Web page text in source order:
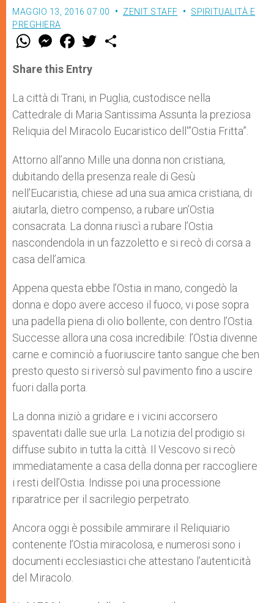
MAGGIO 13, 2016 07:00 ZENIT STAFF
SPIRITUALITÀ E
PREGHIERA
W
t
s
p
p
M
e
s
e
g
e
r
F
a
e
b
o
k
w
r
Share this Entry
La città di Trani, in Puglia, custodisce nella
Cattedrale di Maria Santissima Assunta la preziosa
Reliquia del Miracolo Eucaristico dell'”Ostia Fritta”.
Attorno all’anno Mille una donna non cristiana,
dubitando della presenza reale di Gesù
nell’Eucaristia, chiese ad una sua amica cristiana, di
aiutarla, dietro compenso, a rubare un’Ostia
consacrata. La donna riuscì a rubare l’Ostia
nascondendola in un fazzoletto e si recò di corsa a
casa dell’amica.
Appena questa ebbe l’Ostia in mano, congedò la
donna e dopo avere acceso il fuoco, vi pose sopra
una padella piena di olio bollente, con dentro l’Ostia.
Successe allora una cosa incredibile: l’Ostia divenne
carne e cominciò a fuoriuscire tanto sangue che ben
presto questo si riversò sul pavimento fino a uscire
fuori dalla porta.
La donna iniziò a gridare e i vicini accorsero
spaventati dalle sue urla. La notizia del prodigio si
diffuse subito in tutta la città. Il Vescovo si recò
immediatamente a casa della donna per raccogliere
i resti dell’Ostia. Indisse poi una processione
riparatrice per il sacrilegio perpetrato.
Ancora oggi è possibile ammirare il Reliquiario
contenente l’Ostia miracolosa, e numerosi sono i
documenti ecclesiastici che attestano l’autenticità
del Miracolo.